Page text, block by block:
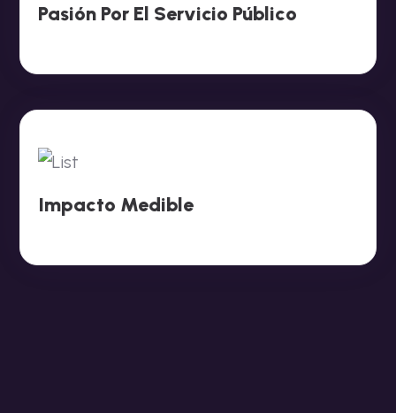
Pasión Por El Servicio Público
Impacto Medible